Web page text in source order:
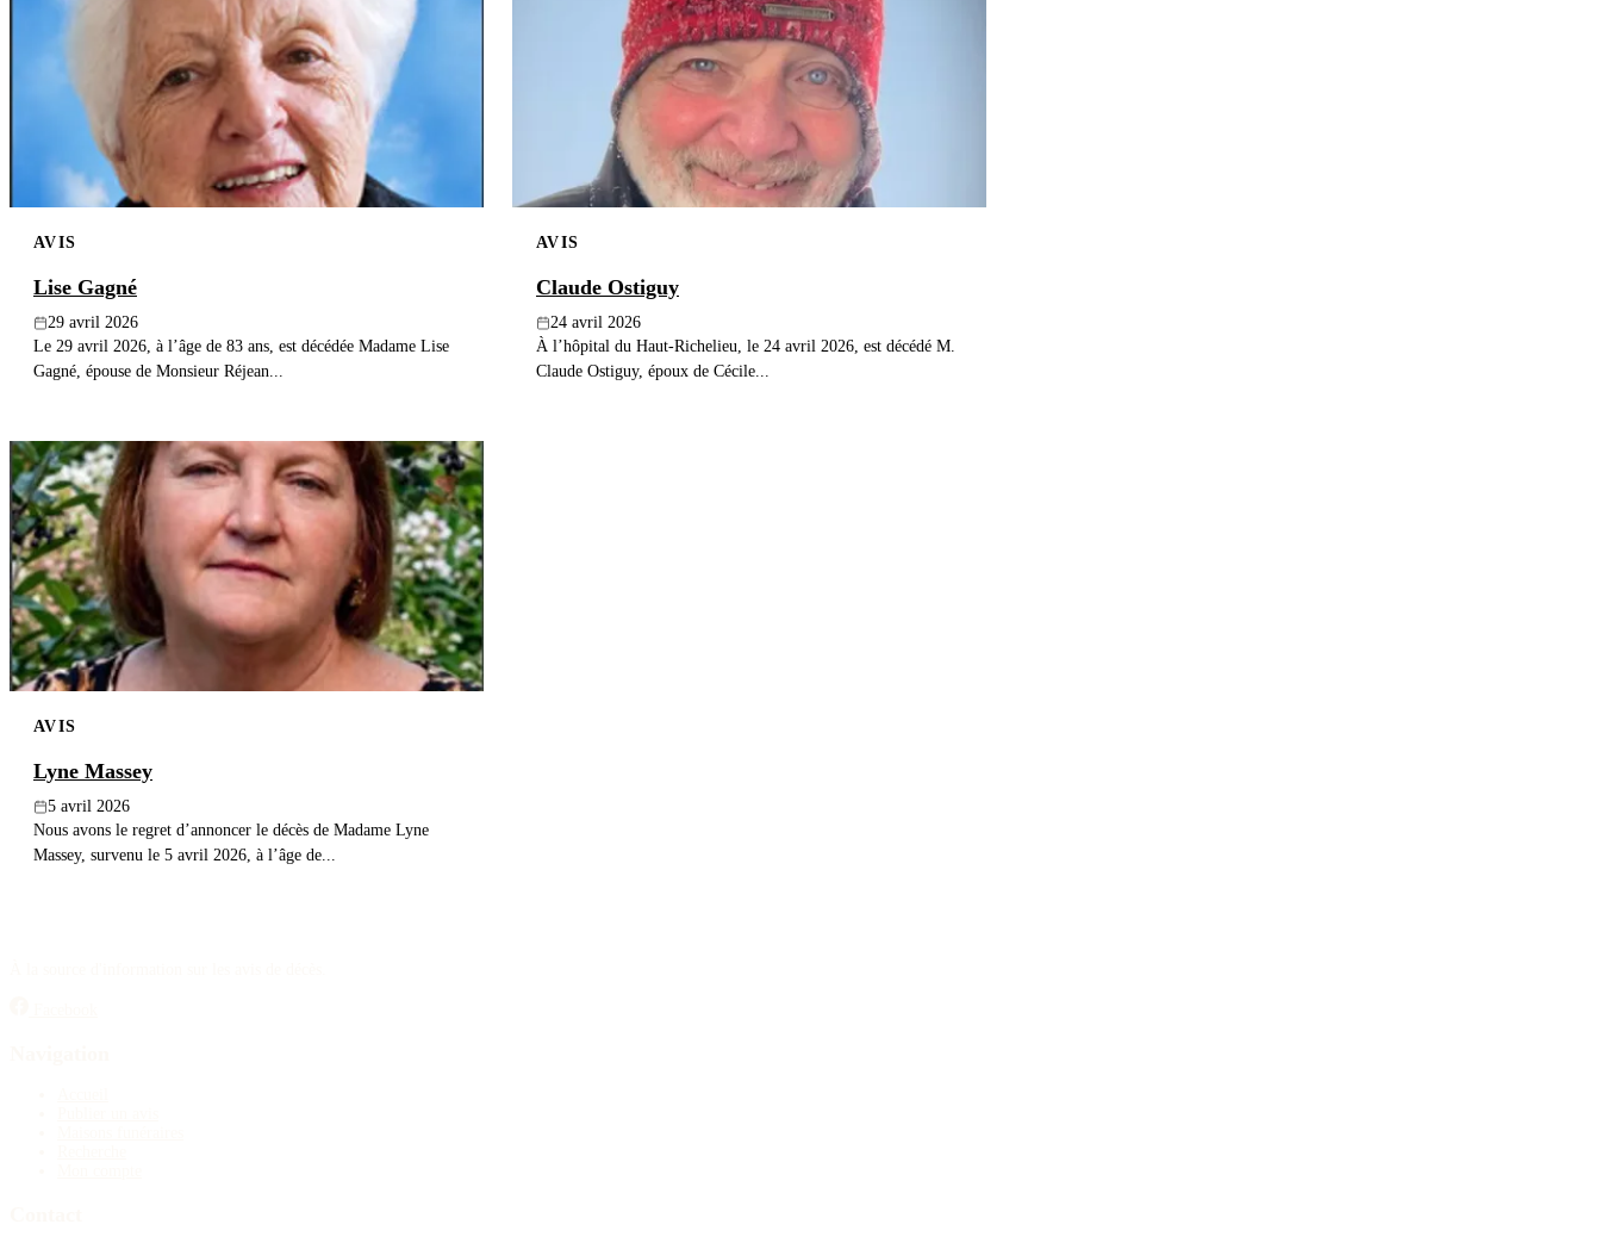
AVIS
Lise Gagné
29 avril 2026
Le 29 avril 2026, à l’âge de 83 ans, est décédée Madame Lise
Gagné, épouse de Monsieur Réjean...
AVIS
Claude Ostiguy
24 avril 2026
À l’hôpital du Haut-Richelieu, le 24 avril 2026, est décédé M.
Claude Ostiguy, époux de Cécile...
AVIS
Lyne Massey
5 avril 2026
Nous avons le regret d’annoncer le décès de Madame Lyne
Massey, survenu le 5 avril 2026, à l’âge de...